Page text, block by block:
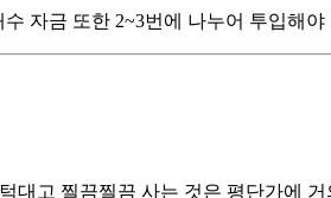
자금 또한 2~3번에 나누어 투입해
대고 찔끔찔끔 사는 것은 평단가에